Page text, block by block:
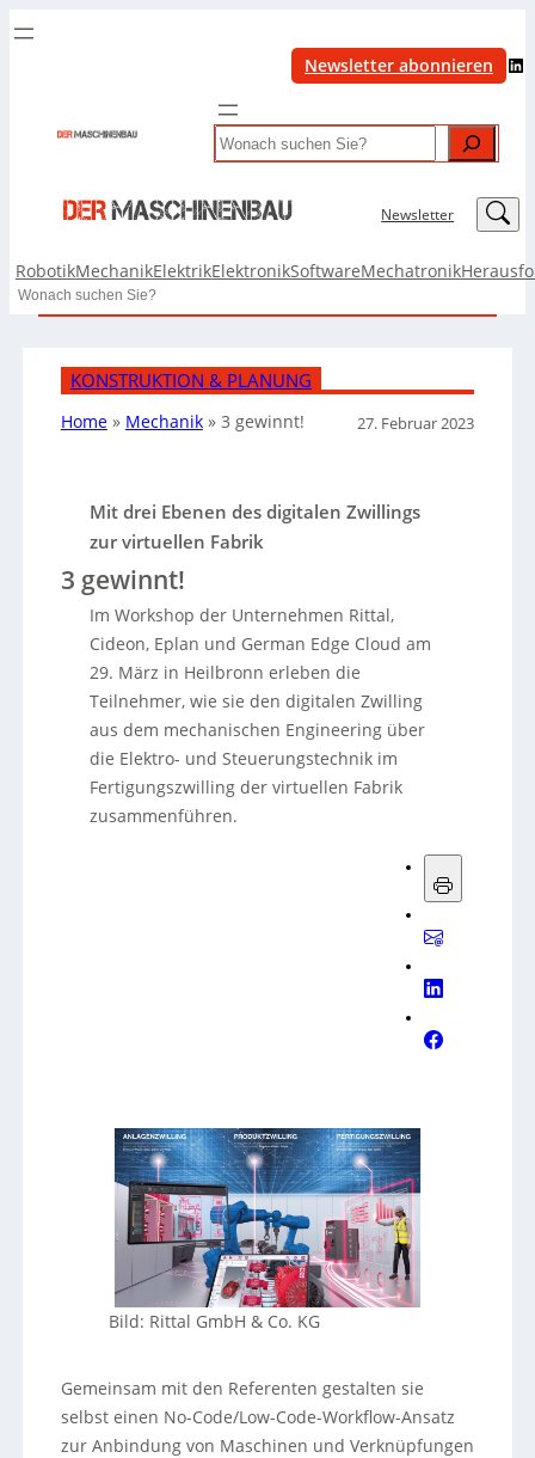
Newsletter abonnieren LinkedIn
Search
Newsletter LinkedIn
RobotikMechanikElektrikElektronikSoftwareMechatronik
Search
KONSTRUKTION & PLANUNG
Home» Mechanik» 3 gewinnt! 27. Februar 2023
Mit drei Ebenen des digitalen Zwillings
zur virtuellen Fabrik
3 gewinnt!
Im Workshop der Unternehmen Rittal,
Cideon, Eplan und German Edge Cloud am
29. März in Heilbronn erleben die
Teilnehmer, wie sie den digitalen Zwilling
aus dem mechanischen Engineering über
die Elektro- und Steuerungstechnik im
Fertigungszwilling der virtuellen Fabrik
zusammenführen.
Bild: Rittal GmbH & Co. KG
Gemeinsam mit den Referenten gestalten sie
selbst einen No-Code/Low-Code-Workflow-Ansatz
zur Anbindung von Maschinen und Verknüpfungen